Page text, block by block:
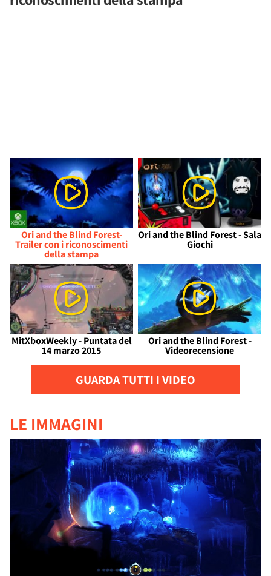
Ori and the Blind Forest-
Trailer con i riconoscimenti
della stampa
Ori and the Blind Forest - Sala
Giochi
MitXboxWeekly - Puntata del
14 marzo 2015
Ori and the Blind Forest -
Videorecensione
GUARDA TUTTI I VIDEO
LE IMMAGINI